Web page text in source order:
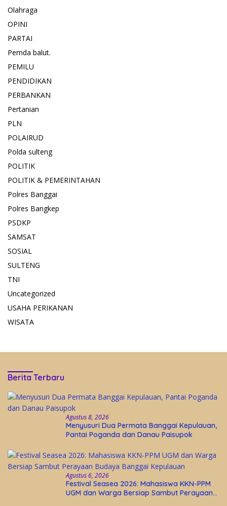
Olahraga
OPINI
PARTAI
Pemda balut.
PEMILU
PENDIDIKAN
PERBANKAN
Pertanian
PLN
POLAIRUD
Polda sulteng
POLITIK
POLITIK & PEMERINTAHAN
Polres Banggai
Polres Bangkep
PSDKP
SAMSAT
SOSIAL
SULTENG
TNI
Uncategorized
USAHA PERIKANAN
WISATA
Berita Terbaru
Agustus 8, 2026
Menyusuri Dua Permata Banggai Kepulauan,
Pantai Poganda dan Danau Paisupok
Agustus 6, 2026
Festival Seasea 2026: Mahasiswa KKN-PPM
UGM dan Warga Bersiap Sambut Perayaan